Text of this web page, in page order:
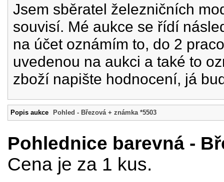
Jsem sběratel železničních
souvisí. Mé aukce se řídí
na účet oznámím to, do 2
uvedenou na aukci a také to
zboží napište hodnocení, já
Popis aukce Pohled - Březová + známka *5503
Pohlednice barevná -
Cena je za 1 kus.